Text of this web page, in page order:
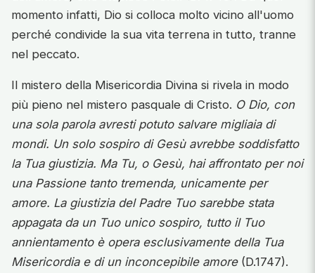
momento infatti, Dio si colloca molto vicino all'uomo
perché condivide la sua vita terrena in tutto, tranne
nel peccato.
Il mistero della Misericordia Divina si rivela in modo
più pieno nel mistero pasquale di Cristo. O Dio, con
una sola parola avresti potuto salvare migliaia di
mondi. Un solo sospiro di Gesù avrebbe soddisfatto
la Tua giustizia. Ma Tu, o Gesù, hai affrontato per noi
una Passione tanto tremenda, unicamente per
amore. La giustizia del Padre Tuo sarebbe stata
appagata da un Tuo unico sospiro, tutto il Tuo
annientamento è opera esclusivamente della Tua
Misericordia e di un inconcepibile amore(D.1747).